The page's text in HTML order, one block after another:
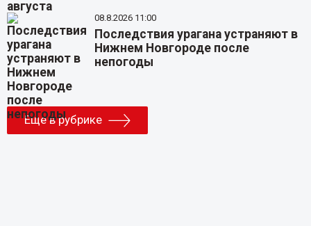
08.8.2026 11:00
Последствия урагана устраняют в
Нижнем Новгороде после
непогоды
Еще в рубрике